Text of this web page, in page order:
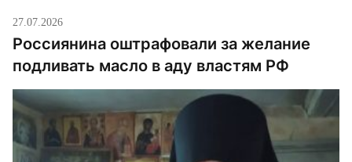
27.07.2026
Россиянина оштрафовали за желание
подливать масло в аду властям РФ